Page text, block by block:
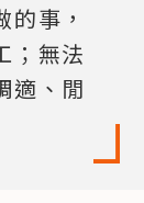
事，
；無法
適、閒